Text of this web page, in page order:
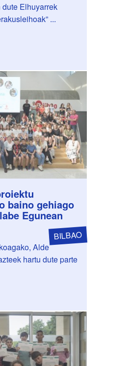
Elhuyarrek
...
baino gehiago
Egunean
BILBAO
Alde
hartu dute parte